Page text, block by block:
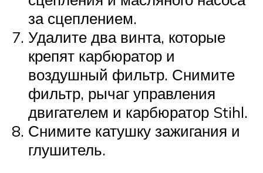
за сцеплением.
Удалите два винта, которые
крепят карбюратор и
воздушный фильтр. Снимите
фильтр, рычаг управления
двигателем и карбюратор Stihl.
Снимите катушку зажигания и
глушитель.